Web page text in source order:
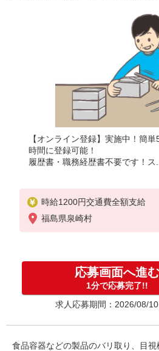
【オンライン登録】実施中！簡
時間に登録可能！
履歴書・職務経歴書不要です！ス...
時給1200円交通費全額支給
福島県泉崎村
応募画面へ進む
1分で応募完了!!
求人応募期間：2026/08/
食品容器などの製品のバリ取り、目